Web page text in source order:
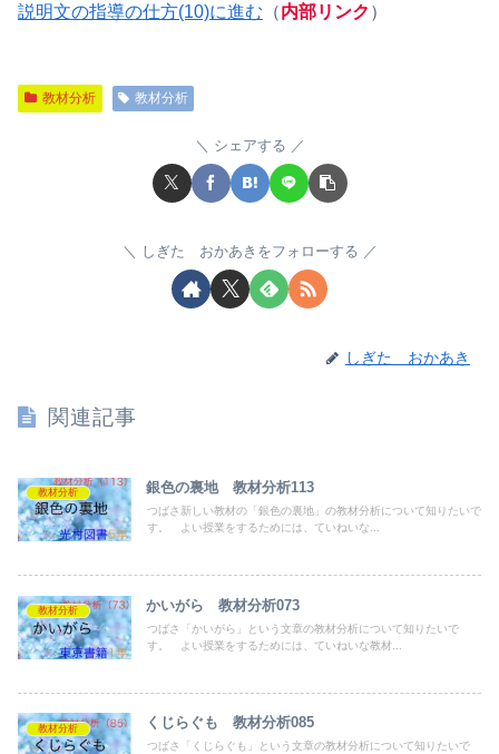
説明文の指導の仕方(10)に進む （内部リンク ）
教材分析 教材分析
シェアする
しぎた おかあきをフォローする
しぎた おかあき
関連記事
教材分析 銀色の裏地 教材分析113
つばさ新しい教材の「銀色の裏地」の教材分析について知りたいで
す。 よい授業をするためには、ていねいな...
教材分析 かいがら 教材分析073
つばさ「かいがら」という文章の教材分析について知りたいで
す。 よい授業をするためには、ていねいな教材...
教材分析 くじらぐも 教材分析085
つばさ「くじらぐも」という文章の教材分析について知りたいで